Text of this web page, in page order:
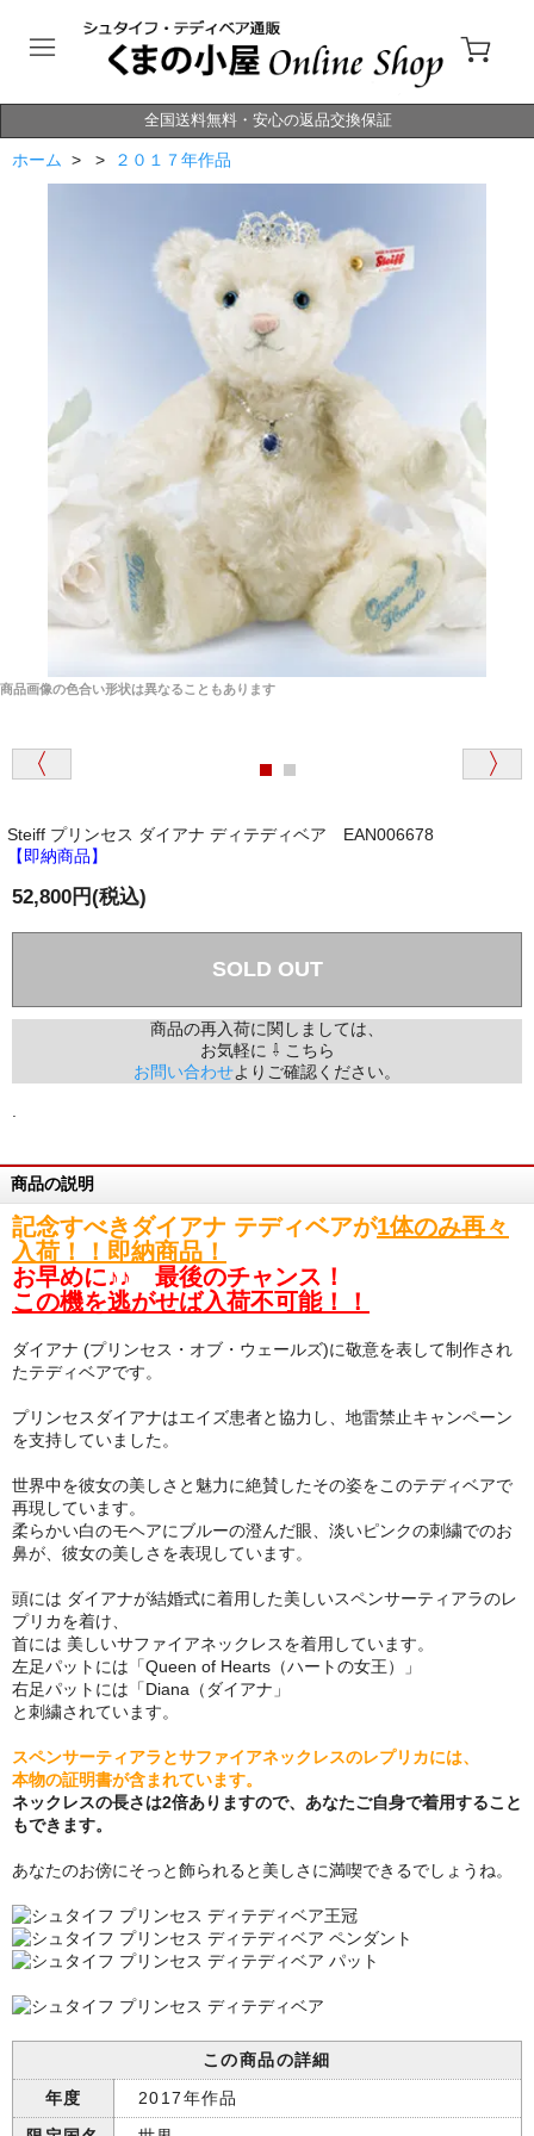
全国送料無料・安心の返品交換保証
ホーム > > ２０１７年作品
商品画像の色合い形状は異なることもあります
Steiff プリンセス ダイアナ ディテディベア EAN006678
【即納商品】
52,800円(税込)
SOLD OUT
商品の再入荷に関しましては、
お気軽に ⇩ こちら
お問い合わせよりご確認ください。
商品の説明
記念すべきダイアナ テディベアが1体のみ再々
入荷！！即納商品！
お早めに♪♪ 最後のチャンス！
この機を逃がせば入荷不可能！！
ダイアナ (プリンセス・オブ・ウェールズ)に敬意を表して制作され
たテディベアです。
プリンセスダイアナはエイズ患者と協力し、地雷禁止キャンペーン
を支持していました。
世界中を彼女の美しさと魅力に絶賛したその姿をこのテディベアで
再現しています。
柔らかい白のモヘアにブルーの澄んだ眼、淡いピンクの刺繍でのお
鼻が、彼女の美しさを表現しています。
頭には ダイアナが結婚式に着用した美しいスペンサーティアラのレ
プリカを着け、
首には 美しいサファイアネックレスを着用しています。
左足パットには「Queen of Hearts（ハートの女王）」
右足パットには「Diana（ダイアナ」
と刺繍されています。
スペンサーティアラとサファイアネックレスのレプリカには、
本物の証明書が含まれています。
ネックレスの長さは2倍ありますので、あなたご自身で着用すること
もできます。
あなたのお傍にそっと飾られると美しさに満喫できるでしょうね。
この商品の詳細
年度
2017年作品